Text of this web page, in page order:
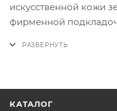
искусственной кожи
фирменной
КАТАЛОГ